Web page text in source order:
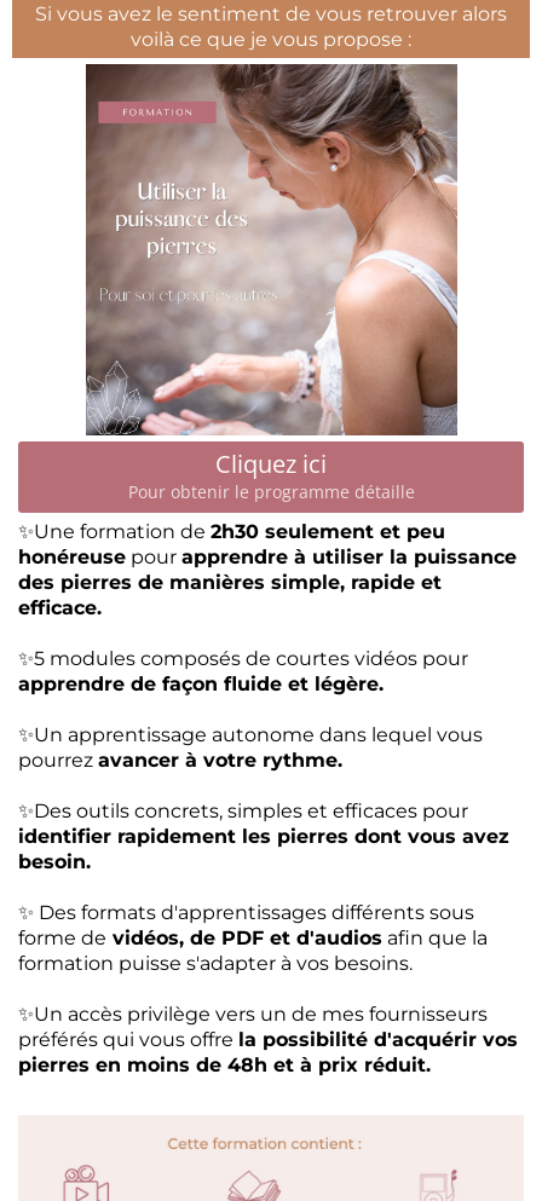
Si vous avez le sentiment de vous retrouver alors
voilà ce que je vous propose :
Cliquez ici
Pour obtenir le programme détaille
✨Une formation de 2h30 seulement et peu
honéreuse pour apprendre à utiliser la puissance
des pierres de manières simple, rapide et
efficace.
✨5 modules composés de courtes vidéos pour
apprendre de façon fluide et légère.
✨Un apprentissage autonome dans lequel vous
pourrez avancer à votre rythme.
✨Des outils concrets, simples et efficaces pour
identifier rapidement les pierres dont vous avez
besoin.
✨ Des formats d'apprentissages différents sous
forme de vidéos, de PDF et d'audios afin que la
formation puisse s'adapter à vos besoins.
✨Un accès privilège vers un de mes fournisseurs
préférés qui vous offre la possibilité d'acquérir vos
pierres en moins de 48h et à prix réduit.